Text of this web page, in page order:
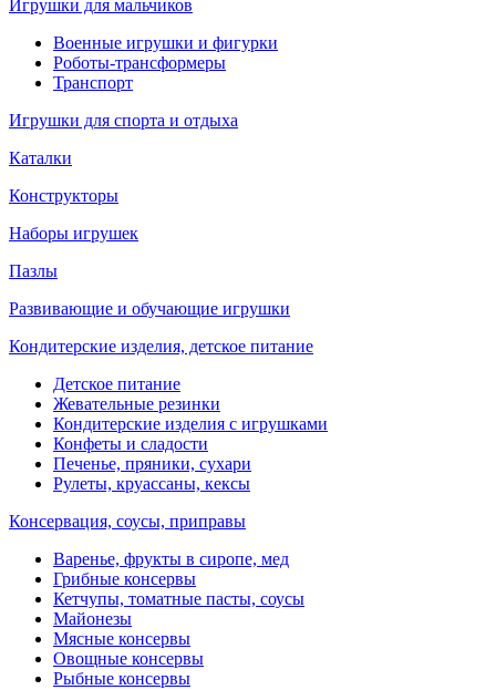
Игрушки для мальчиков
Военные игрушки и фигурки
Роботы-трансформеры
Транспорт
Игрушки для спорта и отдыха
Каталки
Конструкторы
Наборы игрушек
Пазлы
Развивающие и обучающие игрушки
Кондитерские изделия, детское питание
Детское питание
Жевательные резинки
Кондитерские изделия с игрушками
Конфеты и сладости
Печенье, пряники, сухари
Рулеты, круассаны, кексы
Консервация, соусы, приправы
Варенье, фрукты в сиропе, мед
Грибные консервы
Кетчупы, томатные пасты, соусы
Майонезы
Мясные консервы
Овощные консервы
Рыбные консервы